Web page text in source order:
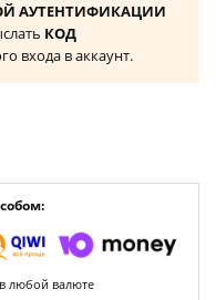
АУТЕНТИФИКАЦИИ
КОД
входа в аккаунт.
любой валюте